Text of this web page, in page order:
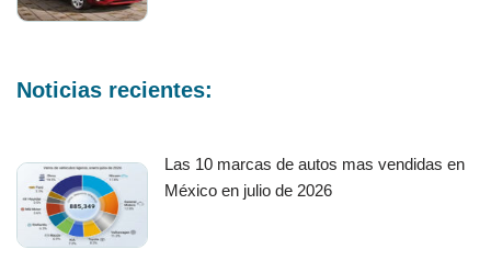
Noticias recientes:
Las 10 marcas de autos mas vendidas en
México en julio de 2026